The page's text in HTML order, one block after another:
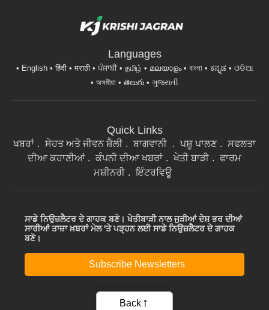
ਪੰਜਾਬੀ தமிழ் മലയാളം
অসমীয়া
తెలుగు ગુજરાતી
ਸੇਹਤ ਅਤੇ ਜੀਵਨ ਸ਼ੈਲੀ ਬਾਗਵਾਨੀ
ਦੀਆ ਕਹਾਣੀਆਂ
ਕੰਪਨੀ ਦੀਆ ਖਬਰਾਂ ਖੇਤੀ ਬਾੜੀ
ਫਾਰਮ
ਮਸ਼ੀਨਰੀ
ਇੰਟਰਵਿਊ
ਸਾਰੀਆਂ ਤਾਜ਼ਾ ਖ਼ਬਰਾਂ ਮੇਲ 'ਤੇ ਪੜ੍ਹਨ ਲਈ ਸਾਡੇ ਨਿਉਜ਼ਲੈਟਰ ਦੇ ਗਾਹਕ
ਬਣੋ।
Back